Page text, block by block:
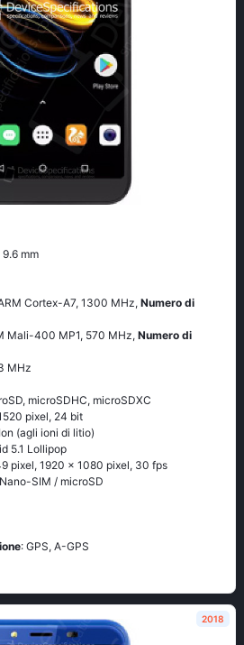
mm
Соrtех-А7, 1300 MHz,Numero di
Mali-400 MP1, 570 MHz, Numero di
MHz
microSDHC, microSDXC
pixel, 24 bit
(agli ioni di litio)
5.1 Lоlliрор
pixel, 1920 x 1080 pixel, 30 fps
SIM / microSD
: GРS, А-GРS
2018